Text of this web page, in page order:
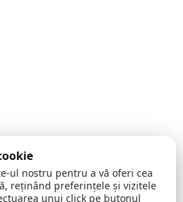
ul nostru pentru a vă oferi cea
reținând preferințele și vizitele
unui click pe butonul